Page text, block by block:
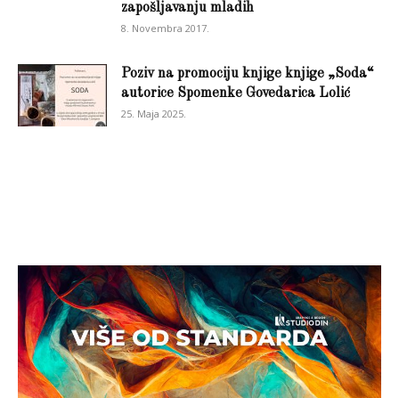
zapošljavanju mladih
8. Novembra 2017.
Poziv na promociju knjige knjige „Soda“
autorice Spomenke Govedarica Lolić
25. Maja 2025.